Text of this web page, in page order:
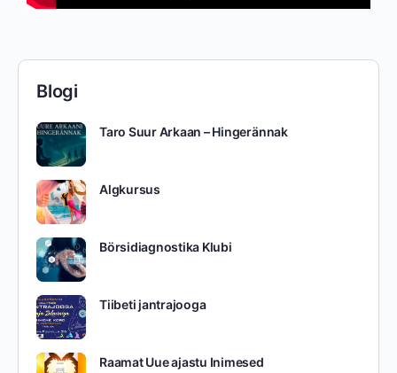
Blogi
Taro Suur Arkaan – Hingerännak
Algkursus
Börsidiagnostika Klubi
Tiibeti jantrajooga
Raamat Uue ajastu Inimesed